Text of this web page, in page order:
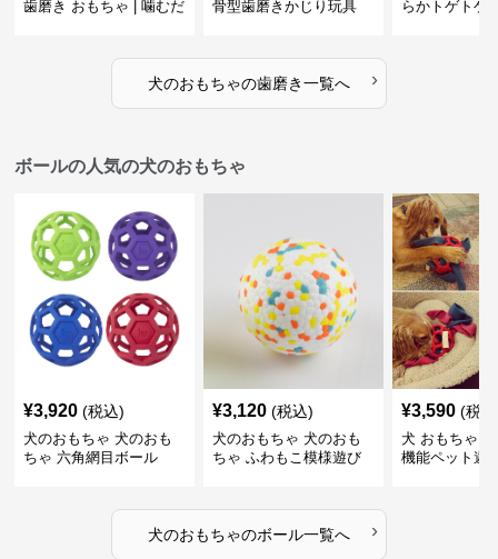
歯磨き おもちゃ | 噛むだ
骨型歯磨きかじり玩具
らかトゲトゲ
犬のおもちゃの歯磨き一覧へ ›
ボールの人気の犬のおもちゃ
¥3,920 (税込)
犬のおもちゃ 犬のおも
ちゃ 六角網目ボール
¥3,120 (税込)
犬のおもちゃ 犬のおも
ちゃ ふわもこ模様遊び
¥3,590 (税
犬 おもちゃ
機能ペット遊
犬のおもちゃのボール一覧へ ›